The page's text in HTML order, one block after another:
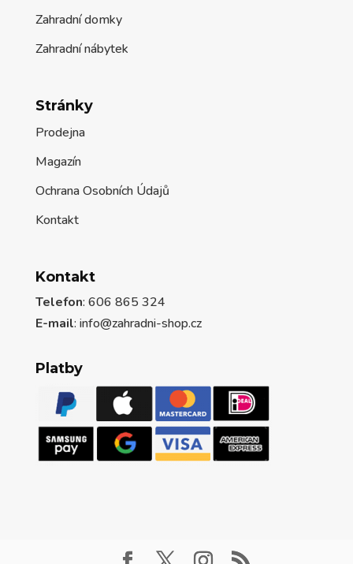
Zahradní domky
Zahradní nábytek
Stránky
Prodejna
Magazín
Ochrana Osobních Údajů
Kontakt
Kontakt
Telefon: 606 865 324
E-mail: info@zahradni-shop.cz
Platby